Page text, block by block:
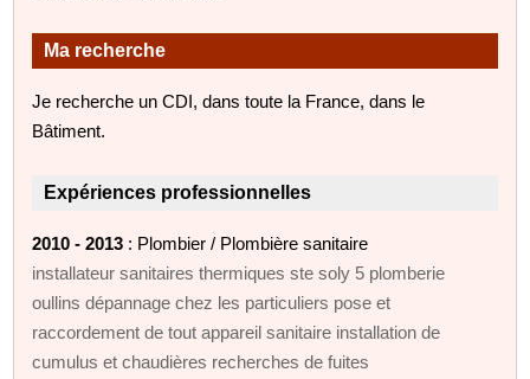
Ma recherche
Je recherche un CDI, dans toute la France, dans le
Bâtiment.
Expériences professionnelles
2010 - 2013 : Plombier / Plombière sanitaire
installateur sanitaires thermiques ste soly 5 plomberie
oullins dépannage chez les particuliers pose et
raccordement de tout appareil sanitaire installation de
cumulus et chaudières recherches de fuites